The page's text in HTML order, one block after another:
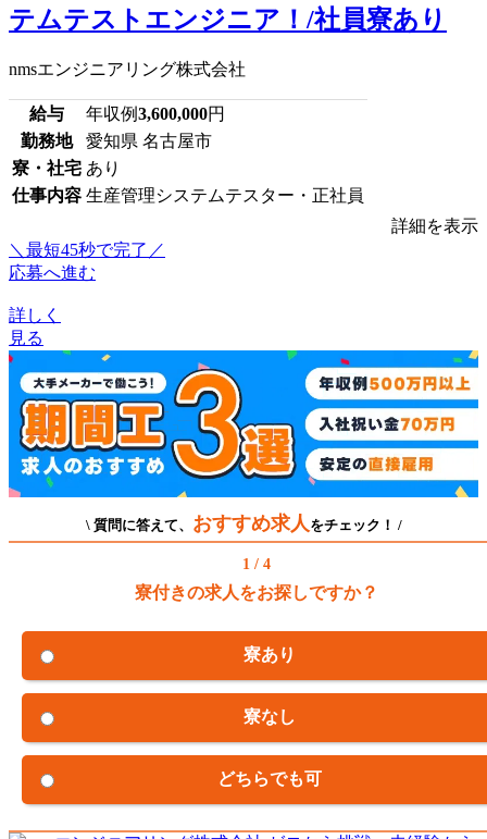
テムテストエンジニア！/社員寮あり
nmsエンジニアリング株式会社
給与 年収例3,600,000円
勤務地
愛知県 名古屋市
寮・社宅 あり
仕事内容 生産管理システムテスター・正社員
詳細を表示
＼最短45秒で完了／
応募へ進む
詳しく
見る
\ 質問に答えて、 おすすめ求人 をチェック！ /
1 / 4
寮付きの求人をお探しですか？
寮あり
寮なし
どちらでも可